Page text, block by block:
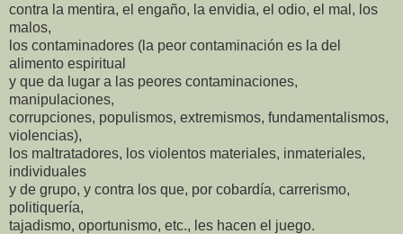
contra la mentira, el engaño, la envidia, el odio, el mal, los
malos,
los contaminadores (la peor contaminación es la del
alimento espiritual
y que da lugar a las peores contaminaciones,
manipulaciones,
corrupciones, populismos, extremismos, fundamentalismos,
violencias),
los maltratadores, los violentos materiales, inmateriales,
individuales
y de grupo, y contra los que, por cobardía, carrerismo,
politiquería,
tajadismo, oportunismo, etc., les hacen el juego.